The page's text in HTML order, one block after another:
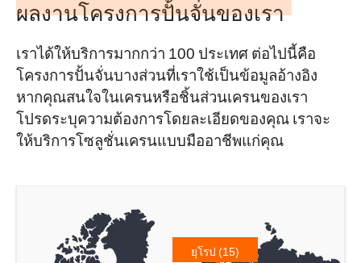
ผลงานโครงการปั้นจั่นของเรา
เราได้ให้บริการมากกว่า 100 ประเทศ ต่อไปนี้คือ
โครงการปั้นจั่นบางส่วนที่เราใช้เป็นข้อมูลอ้างอิง
หากคุณสนใจในเครนหรือชิ้นส่วนเครนของเรา
โปรดระบุความต้องการโดยละเอียดของคุณ เราจะ
ให้บริการโซลูชั่นเครนแบบมืออาชีพแก่คุณ
ยุโรป (15)